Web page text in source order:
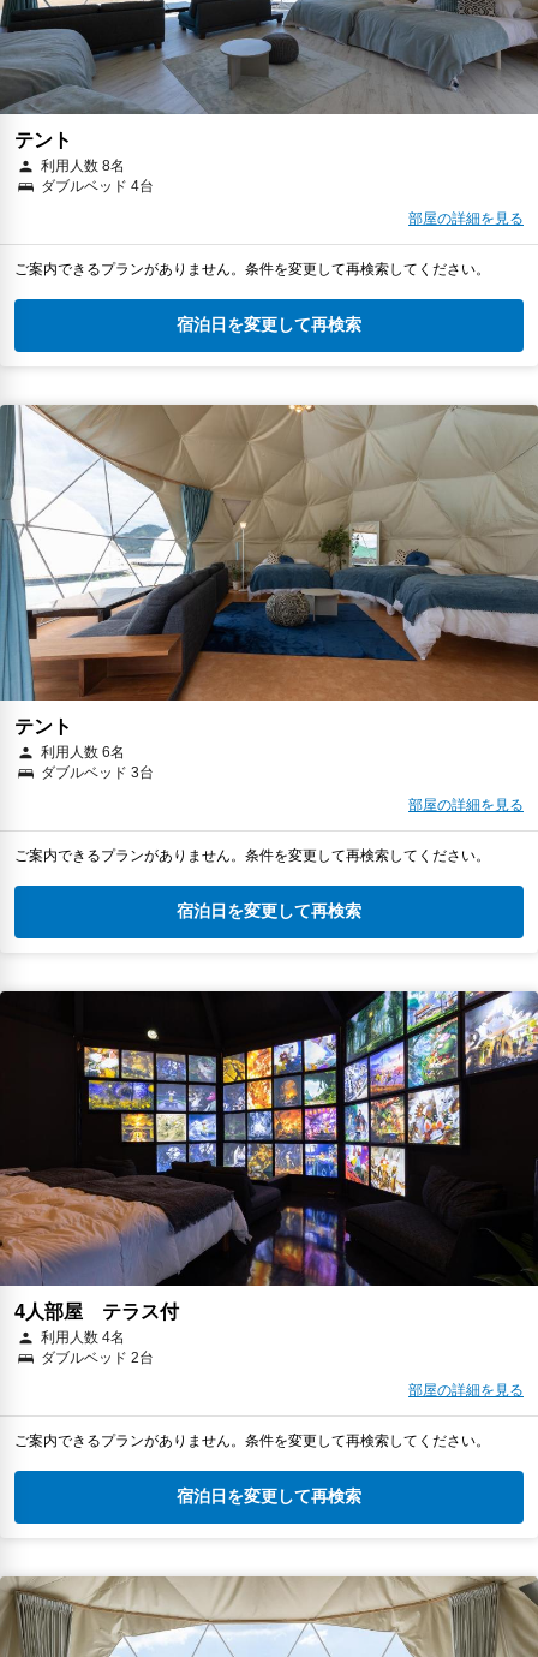
テント
利用人数 8名
ダブルベッド 4台
部屋の詳細を見る
ご案内できるプランがありません。条件を変更して再検索してください。
宿泊日を変更して再検索
テント
利用人数 6名
ダブルベッド 3台
部屋の詳細を見る
ご案内できるプランがありません。条件を変更して再検索してください。
宿泊日を変更して再検索
4人部屋 テラス付
利用人数 4名
ダブルベッド 2台
部屋の詳細を見る
ご案内できるプランがありません。条件を変更して再検索してください。
宿泊日を変更して再検索